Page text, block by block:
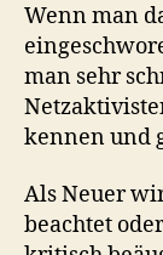
Wenn man
man sehr
kennen und
Als Neuer
beachtet